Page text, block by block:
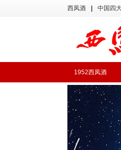
西凤酒 中国四
1952西凤酒